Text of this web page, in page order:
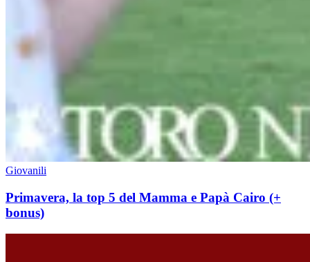
Giovanili
Primavera, la top 5 del Mamma e Papà Cairo (+
bonus)